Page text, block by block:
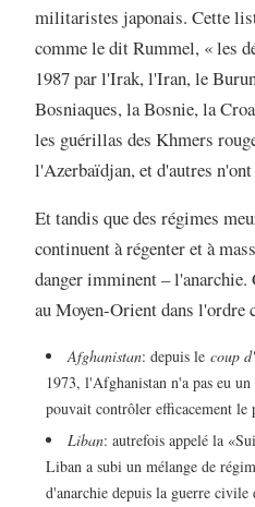
militaristes japonais. Cette
comme le dit Rummel, « les
1987 par l'Irak, l'Iran, le
Bosniaques, la Bosnie, la
les guérillas des Khmers
l'Azerbaïdjan, et d'autres
Et tandis que des régimes
continuent à régenter et à
danger imminent – l'anarchie.
au Moyen-Orient dans l'ordre
Afghanistan: depuis le coup
1973, l'Afghanistan n'a pas eu
pouvait contrôler efficacement le
Liban: autrefois appelé la
Liban a subi un mélange de
d'anarchie depuis la guerre civile